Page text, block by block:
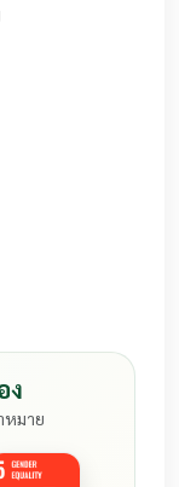
ง
หมาย